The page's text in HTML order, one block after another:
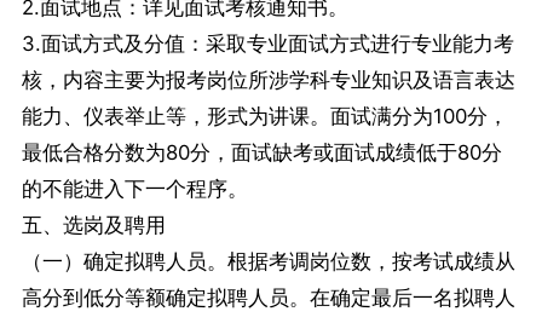
2.面试地点：详见面试考核通知书。
3.面试方式及分值：采取专业面试方式进行专业能力考
核，内容主要为报考岗位所涉学科专业知识及语言表达
能力、仪表举止等，形式为讲课。面试满分为100分，
最低合格分数为80分，面试缺考或面试成绩低于80分
的不能进入下一个程序。
五、选岗及聘用
（一）确定拟聘人员。根据考调岗位数，按考试成绩从
高分到低分等额确定拟聘人员。在确定最后一名拟聘人